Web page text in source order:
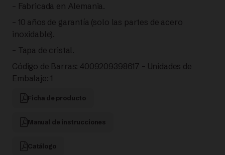
– Fabricada en Alemania.
– 10 años de garantía (solo las partes de acero
inoxidable).
– Tapa de cristal.
Código de Barras: 4009209398617 – Unidades de
Embalaje: 1
Ficha de producto
Manual de instrucciones
Catálogo